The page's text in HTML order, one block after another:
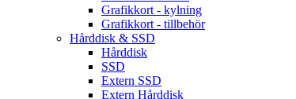
Grafikkort - kylning
Grafikkort - tillbehör
Hårddisk & SSD
Hårddisk
SSD
Extern SSD
Extern Hårddisk